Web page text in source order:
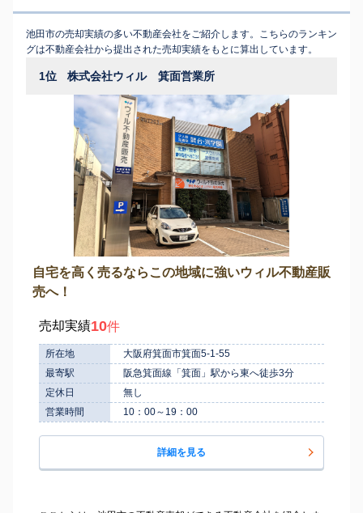
池田市の売却実績の多い不動産会社をご紹介します。こちらのランキン
グは不動産会社から提出された売却実績をもとに算出しています。
1位 株式会社ウィル 箕面営業所
自宅を高く売るならこの地域に強いウィル不動産販
売へ！
売却実績10件
所在地
大阪府箕面市箕面5-1-55
最寄駅
阪急箕面線「箕面」駅から東へ徒歩3分
定休日
無し
営業時間
10：00～19：00
詳細を見る